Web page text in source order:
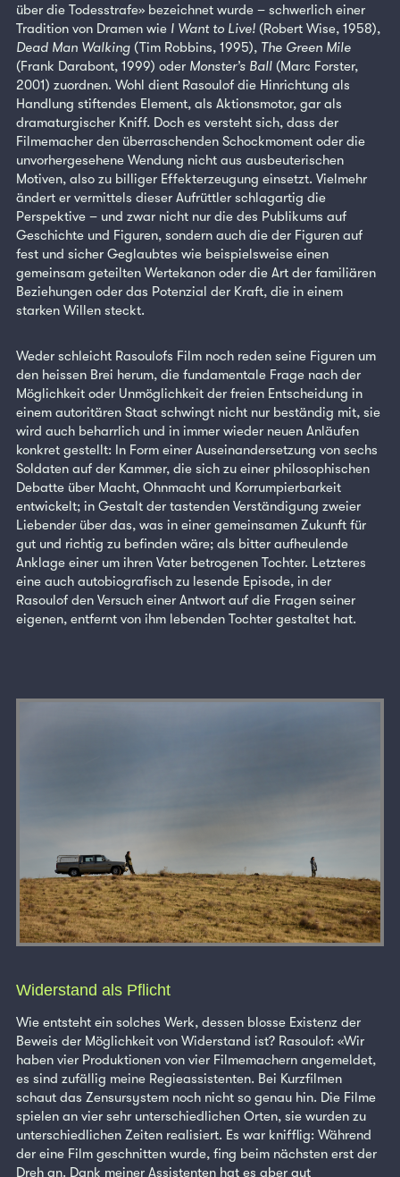
über die Todesstrafe» bezeichnet wurde – schwerlich einer
Tradition von Dramen wie I Want to Live! (Robert Wise, 1958),
Dead Man Walking (Tim Robbins, 1995), The Green Mile
(Frank Darabont, 1999) oder Monster’s Ball (Marc Forster,
2001) zuordnen. Wohl dient Rasoulof die Hinrichtung als
Handlung stiftendes Element, als Aktionsmotor, gar als
dramaturgischer Kniff. Doch es versteht sich, dass der
Filmemacher den überraschenden Schockmoment oder die
unvorhergesehene Wendung nicht aus ausbeuterischen
Motiven, also zu billiger Effekterzeugung einsetzt. Vielmehr
ändert er vermittels dieser Aufrüttler schlagartig die
Perspektive – und zwar nicht nur die des Publikums auf
Geschichte und Figuren, sondern auch die der Figuren auf
fest und sicher Geglaubtes wie beispielsweise einen
gemeinsam geteilten Wertekanon oder die Art der familiären
Beziehungen oder das Potenzial der Kraft, die in einem
starken Willen steckt.
Weder schleicht Rasoulofs Film noch reden seine Figuren um
den heissen Brei herum, die fundamentale Frage nach der
Möglichkeit oder Unmöglichkeit der freien Entscheidung in
einem autoritären Staat schwingt nicht nur beständig mit, sie
wird auch beharrlich und in immer wieder neuen Anläufen
konkret gestellt: In Form einer Auseinandersetzung von sechs
Soldaten auf der Kammer, die sich zu einer philosophischen
Debatte über Macht, Ohnmacht und Korrumpierbarkeit
entwickelt; in Gestalt der tastenden Verständigung zweier
Liebender über das, was in einer gemeinsamen Zukunft für
gut und richtig zu befinden wäre; als bitter aufheulende
Anklage einer um ihren Vater betrogenen Tochter. Letzteres
eine auch autobiografisch zu lesende Episode, in der
Rasoulof den Versuch einer Antwort auf die Fragen seiner
eigenen, entfernt von ihm lebenden Tochter gestaltet hat.
Widerstand als Pflicht
Wie entsteht ein solches Werk, dessen blosse Existenz der
Beweis der Möglichkeit von Widerstand ist? Rasoulof: «Wir
haben vier Produktionen von vier Filmemachern angemeldet,
es sind zufällig meine Regieassistenten. Bei Kurzfilmen
schaut das Zensursystem noch nicht so genau hin. Die Filme
spielen an vier sehr unterschiedlichen Orten, sie wurden zu
unterschiedlichen Zeiten realisiert. Es war knifflig: Während
der eine Film geschnitten wurde, fing beim nächsten erst der
Dreh an. Dank meiner Assistenten hat es aber gut